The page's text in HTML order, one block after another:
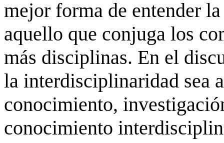
mejor forma de entender
aquello que conjuga los
más disciplinas. En el
la interdisciplinaridad sea
conocimiento,
conocimiento